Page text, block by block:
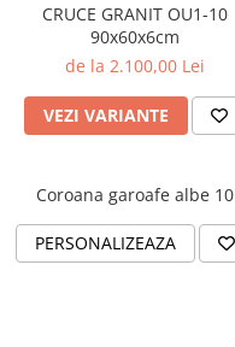
CRUCE GRANIT OU1-10
90x60x6cm
de la 2.100,00 Lei
VEZI VARIANTE
Coroana garoafe albe 10
PERSONALIZEAZA